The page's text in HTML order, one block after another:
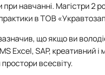
навчанні. Магістри 2
в ТОВ
що якщо ви
Excel, SAP, креативний і
всесвіту.